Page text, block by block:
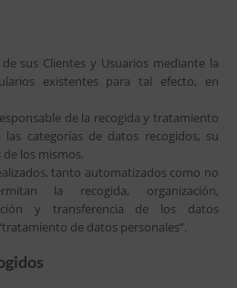
sus Clientes y Usuarios mediante la
existentes para tal efecto, en
de la recogida y tratamiento
categorías de datos recogidos, su
los mismos.
tanto automatizados como no
la recogida, organización,
y transferencia de los datos
de datos personales”.